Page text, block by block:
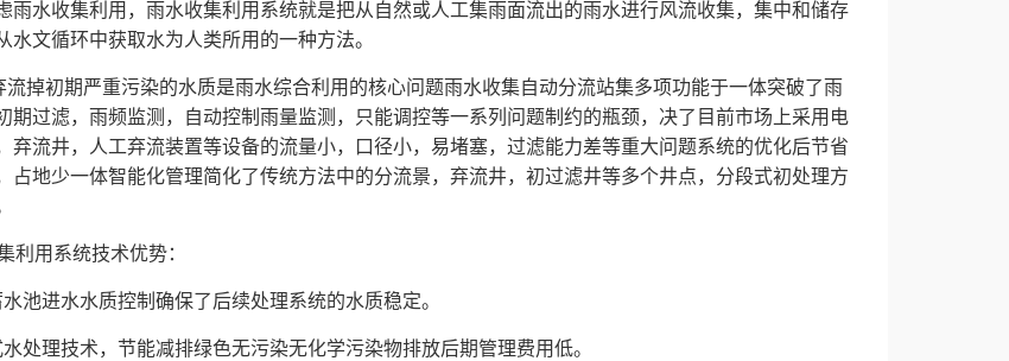
雨水收集利用，雨水收集利用系统就是把从自然或人工集雨面流出的雨水进行风流收集，集中和储存
水文循环中获取水为人类所用的一种方法。
掉初期严重污染的水质是雨水综合利用的核心问题雨水收集自动分流站集多项功能于一体突破了雨
期过滤，雨频监测，自动控制雨量监测，只能调控等一系列问题制约的瓶颈，决了目前市场上采用电
弃流井，人工弃流装置等设备的流量小，口径小，易堵塞，过滤能力差等重大问题系统的优化后节省
占地少一体智能化管理简化了传统方法中的分流景，弃流井，初过滤井等多个井点，分段式初处理方
用系统技术优势：
池进水水质控制确保了后续处理系统的水质稳定。
处理技术，节能减排绿色无污染无化学污染物排放后期管理费用低。